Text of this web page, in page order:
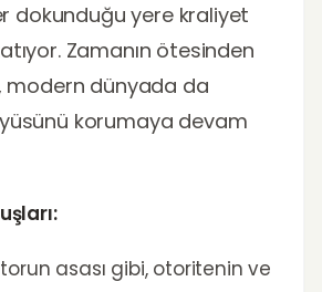
dokunduğu yere kraliyet
Zamanın ötesinden
modern dünyada da
korumaya devam
asası gibi, otoritenin ve